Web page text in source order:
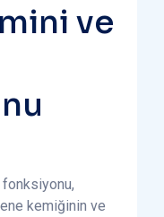
ve
kemiğinin ve